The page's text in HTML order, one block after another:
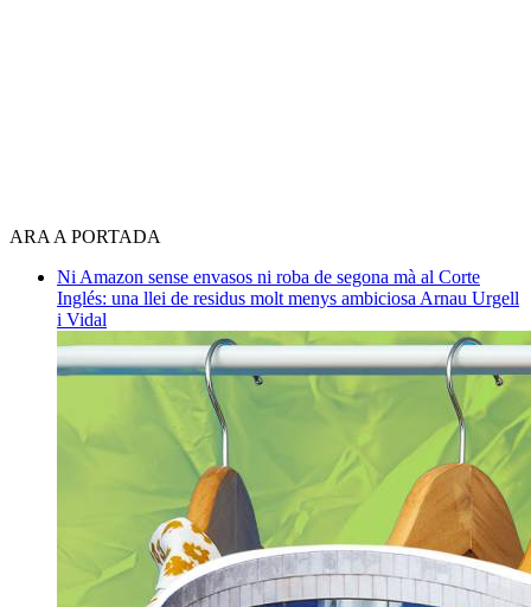
ARA A PORTADA
Ni Amazon sense envasos ni roba de segona mà al Corte
Inglés: una llei de residus molt menys ambiciosa Arnau Urgell
i Vidal